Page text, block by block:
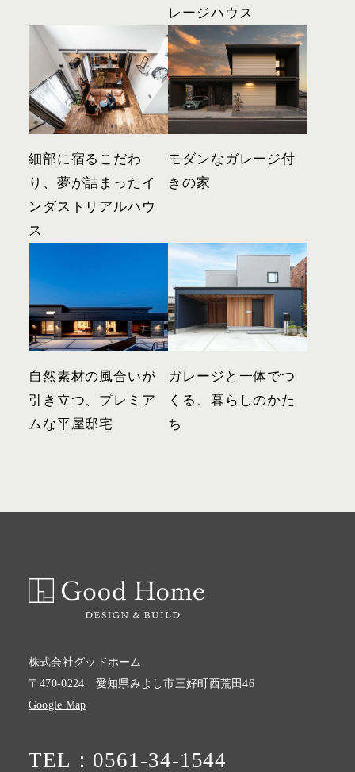
レージハウス
細部に宿るこだわ
り、夢が詰まったイ
ンダストリアルハウ
ス
モダンなガレージ付
きの家
自然素材の風合いが
引き立つ、プレミア
ムな平屋邸宅
ガレージと一体でつ
くる、暮らしのかた
ち
株式会社グッドホーム
〒470-0224 愛知県みよし市三好町西荒田46
Google Map
TEL：0561-34-1544